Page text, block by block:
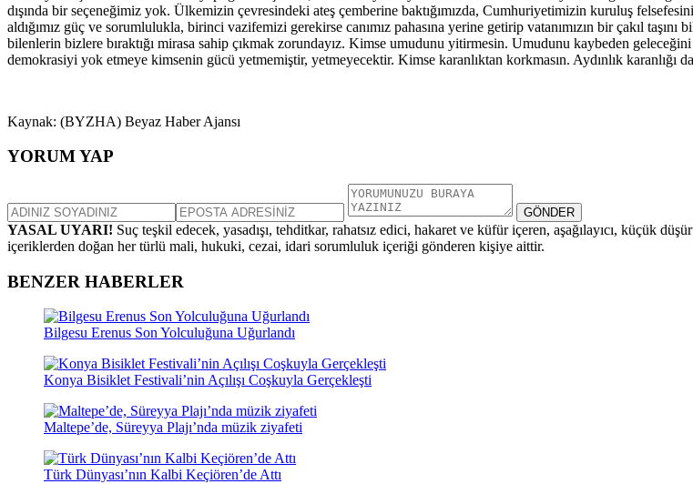
dışında bir seçeneğimiz yok. Ülkemizin çevresindeki ateş çemberine baktığımızda, Cumhuriyetimizin kuruluş
aldığımız güç ve sorumlulukla, birinci vazifemizi gerekirse canımız pahasına yerine getirip vatanımızın bir çakıl
bilenlerin bizlere bıraktığı mirasa sahip çıkmak zorundayız. Kimse umudunu yitirmesin. Umudunu kaybeden
demokrasiyi yok etmeye kimsenin gücü yetmemiştir, yetmeyecektir. Kimse karanlıktan korkmasın. Aydınlık karanlığı
Kaynak: (BYZHA) Beyaz Haber Ajansı
YORUM YAP
GÖNDER
YASAL UYARI! Suç teşkil edecek, yasadışı, tehditkar, rahatsız edici, hakaret ve küfür içeren, aşağılayıcı, küçük
içeriklerden doğan her türlü mali, hukuki, cezai, idari sorumluluk içeriği gönderen kişiye aittir.
BENZER HABERLER
Bilgesu Erenus Son Yolculuğuna Uğurlandı
Konya Bisiklet Festivali’nin Açılışı Coşkuyla Gerçekleşti
Maltepe’de, Süreyya Plajı’nda müzik ziyafeti
Türk Dünyası’nın Kalbi Keçiören’de Attı